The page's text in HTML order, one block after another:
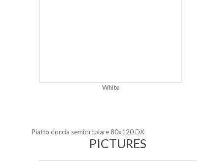
White
Piatto doccia semicircolare 80x120 DX
PICTURES